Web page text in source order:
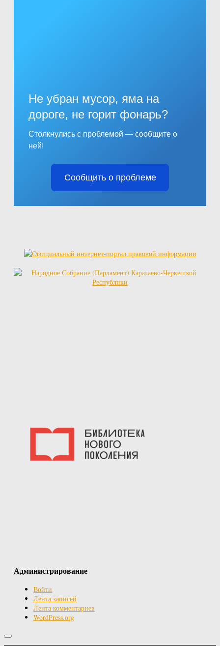
Не убран мусор, яма на
дороге, не горит фонарь?
Столкнулись с проблемой — сообщите о
ней!
Сообщить о проблеме
Администрирование
Войти
Лента записей
Лента комментариев
WordPress.org